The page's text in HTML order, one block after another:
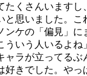
たくさんいますし
と思いました。こ
ンケの「偏見」に
ういう人いるよね
ャラが立ってるぶ
好きでした。やっ